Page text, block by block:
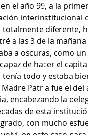
el año 99, a la
interinstitucional
diferente,
a las 3 de la
a oscuras, como
de hacer el
todo y estaba
Patria fue el
encabezando la
de esta
con mucho